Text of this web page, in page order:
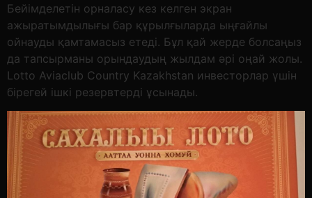
Бейімделетін орналасу кез келген экран
ажыратымдылығы бар құрылғыларда ыңғайлы
ойнауды қамтамасыз етеді. Бұл қай жерде болсаңыз
да тапсырманы орындаудың жылдам әрі оңай жолы.
Lotto Aviaclub Country Kazakhstan инвесторлар үшін
бірегей ішкі резервтерді ұсынады.